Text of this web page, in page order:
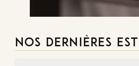
NOS DERNIÈRES